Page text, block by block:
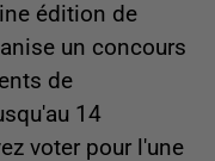
édition de
un concours
de
14
voter pour l'une